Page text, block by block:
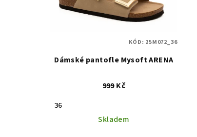
Dámské pantofle Mysoft ARENA
999 Kč
36
Skladem
KÓD: 25M072_36